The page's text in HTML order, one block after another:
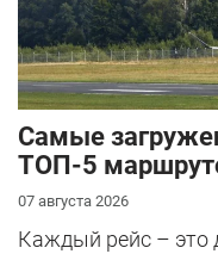
Самые
ТОП-5
07 августа 2026
Каждый рейс – это